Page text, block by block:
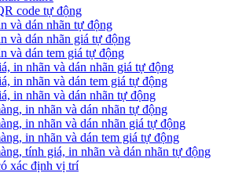
code tự động
và dán nhãn tự động
và dán nhãn giá tự động
và dán tem giá tự động
in nhãn và dán nhãn giá tự động
in nhãn và dán tem giá tự động
in nhãn và dán nhãn tự động
in nhãn và dán nhãn tự động
in nhãn và dán nhãn giá tự động
in nhãn và dán tem giá tự động
tính giá, in nhãn và dán nhãn tự động
xác định vị trí